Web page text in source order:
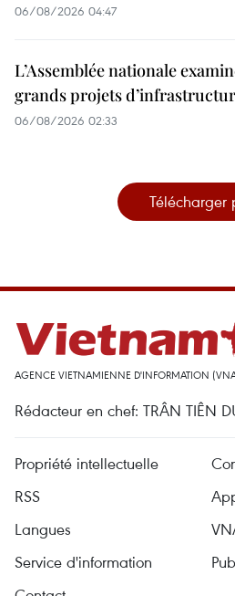
06/08/2026 04:47
L’Assemblée nationale
grands projets
06/08/2026 02:33
Télécharger
AGENCE VIETNAMIENNE D'INFORMATION
Rédacteur en chef: TRÂN TIÊN
Propriété intellectuelle
RSS
Langues
Service d'information